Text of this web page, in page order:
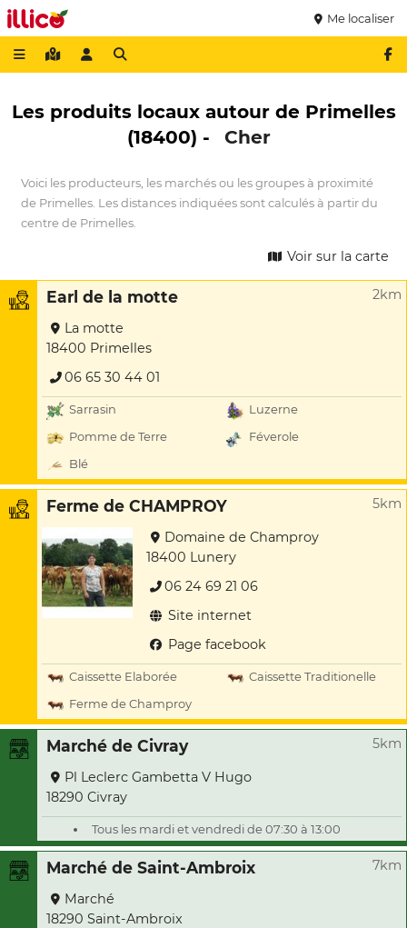
Me localiser
Les produits locaux autour de Primelles
(18400) -
Cher
Voici les producteurs, les marchés ou les groupes à proximité
de Primelles. Les distances indiquées sont calculés à partir du
centre de Primelles.
Voir sur la carte
Earl de la motte 2km
La motte
18400 Primelles
06 65 30 44 01
Sarrasin
Luzerne
Pomme de Terre
Féverole
Blé
Ferme de CHAMPROY 5km
Domaine de Champroy
18400 Lunery
06 24 69 21 06
Site internet
Page facebook
Caissette Elaborée
Caissette Traditionelle
Ferme de Champroy
Marché de Civray 5km
Pl Leclerc Gambetta V Hugo
18290 Civray
Tous les mardi et vendredi de 07:30 à 13:00
Marché de Saint-Ambroix 7km
Marché
18290 Saint-Ambroix